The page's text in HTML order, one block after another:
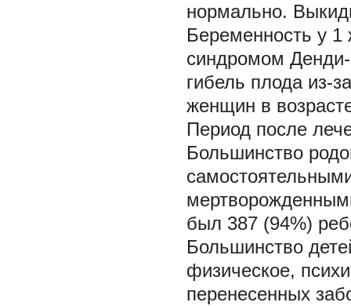
нормально.
Беременность у
синдромом
гибель плода из-
женщин в
Период после
Большинство
был 387 (94%)
Большинство
физическое,
перенесенных